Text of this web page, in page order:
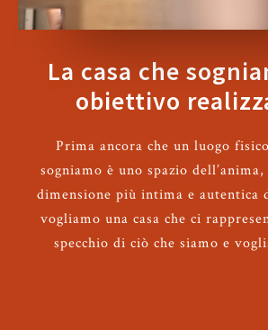
La casa che
obiettivo
Prima ancora che un luogo
sogniamo è uno spazio
dimensione più intima e
vogliamo una casa che ci
specchio di ciò che siamo e